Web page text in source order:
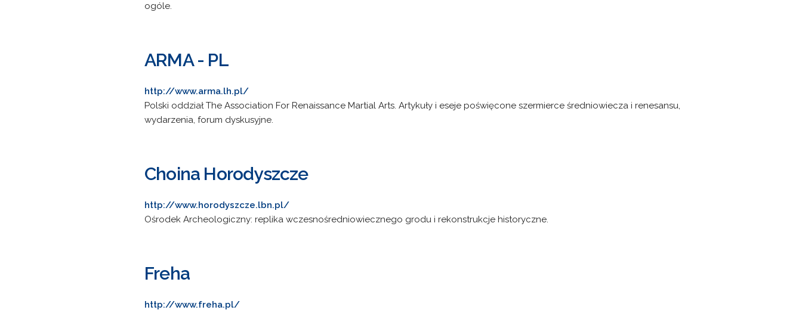
ogóle.
ARMA - PL
http://www.arma.lh.pl/
Polski oddział The Association For Renaissance Martial Arts. Artykuły i eseje poświęcone szermierce średniowiecza i renesansu,
wydarzenia, forum dyskusyjne.
Choina Horodyszcze
http://www.horodyszcze.lbn.pl/
Ośrodek Archeologiczny: replika wczesnośredniowiecznego grodu i rekonstrukcje historyczne.
Freha
http://www.freha.pl/